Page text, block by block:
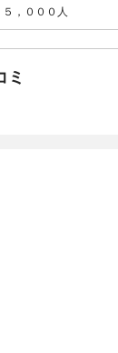
５，０００人
ミ